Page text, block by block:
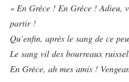
« En Grèce ! En Grèce ! Adieu,
partir !
Qu’enfin, après le sang de ce
Le sang vil des bourreaux
En Grèce, ah mes amis !